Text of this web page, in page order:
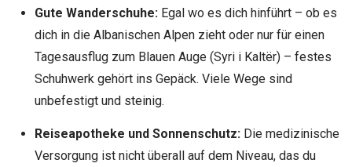
Gute Wanderschuhe:Egal wo es dich hinführt – ob es
dich in die Albanischen Alpen zieht oder nur für einen
Tagesausflug zum Blauen Auge (Syri i Kaltër) – festes
Schuhwerk gehört ins Gepäck. Viele Wege sind
unbefestigt und steinig.
Reiseapotheke und Sonnenschutz:Die medizinische
Versorgung ist nicht überall auf dem Niveau, das du